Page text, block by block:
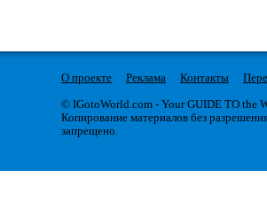
О проекте Реклама Контакты
© IGotoWorld.com - Your GUIDE TO the
Копирование материалов без
запрещено.